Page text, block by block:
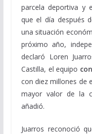
parcela deportiva y
que el día después
una situación
próximo año,
declaró Loren
Castilla, el equipo
con diez millones de
mayor valor de la
añadió.
Juarros reconoció